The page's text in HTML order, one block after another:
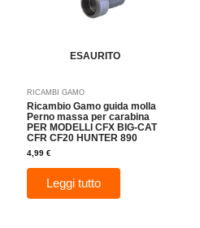
ESAURITO
RICAMBI GAMO
Ricambio Gamo guida molla
Perno massa per carabina
PER MODELLI CFX BIG-CAT
CFR CF20 HUNTER 890
4,99€
Leggi tutto